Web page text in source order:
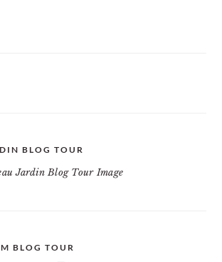
BLOG TOUR
BLOG TOUR